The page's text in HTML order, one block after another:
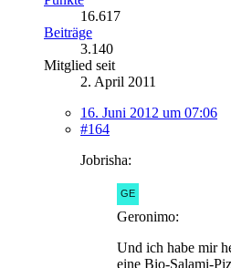
16.617
Beiträge
3.140
Mitglied seit
2. April 2011
16. Juni 2012 um 07:06
#164
Jobrisha:
Geronimo:
Und ich habe mir
eine Bio-Salami-